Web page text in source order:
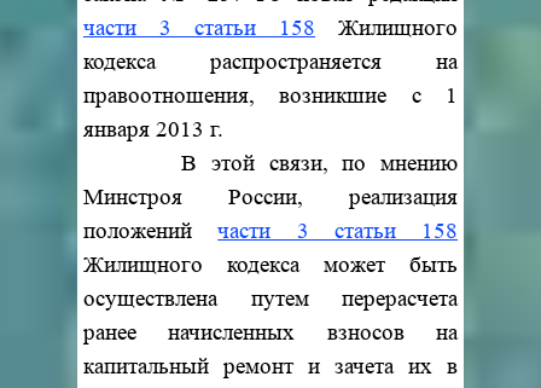
части 3 статьи 158 Жилищного
кодекса распространяется на
правоотношения, возникшие с 1
января 2013 г.
В этой связи, по мнению
Минстроя России, реализация
положенийчасти 3 статьи 158
Жилищного кодекса может быть
осуществлена путем перерасчета
ранее начисленных взносов на
капитальный ремонт и зачета их в